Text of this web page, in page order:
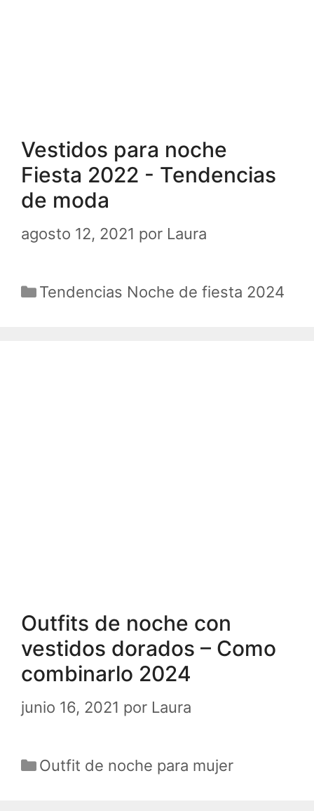
Vestidos para noche
Fiesta 2022 - Tendencias
de moda
agosto 12, 2021 por Laura
Categorías
Tendencias Noche de fiesta 2024
Outfits de noche con
vestidos dorados – Como
combinarlo 2024
junio 16, 2021 por Laura
Categorías
Outfit de noche para mujer